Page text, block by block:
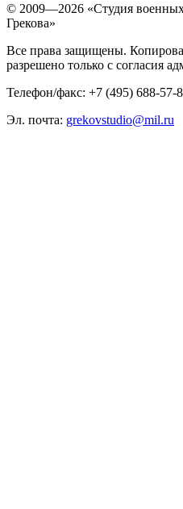
© 2009—2026 «Студия
Грекова»
Все права защищены.
разрешено только с согласия
Телефон/факс: +7 (495) 688-57-
Эл. почта: grekovstudio@mil.ru